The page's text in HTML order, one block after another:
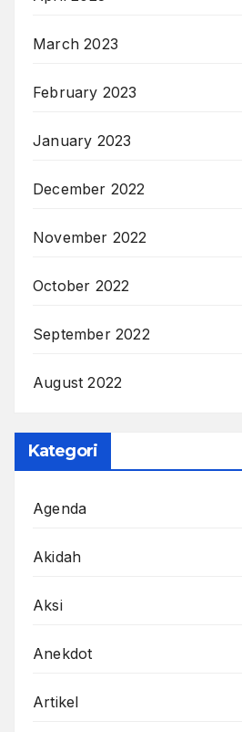
March 2023
February 2023
January 2023
December 2022
November 2022
October 2022
September 2022
August 2022
Kategori
Agenda
Akidah
Aksi
Anekdot
Artikel